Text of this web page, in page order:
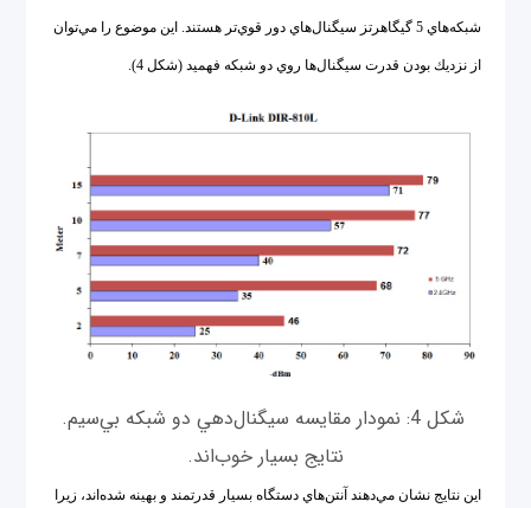
شبكه‌هاي 5 گيگاهرتز سيگنال‌هاي دور قوي‌تر هستند. اين موضوع را مي‌توان
از نزديك بودن قدرت سيگنال‌ها روي دو شبكه فهميد (شكل 4).
شكل 4: نمودار مقايسه سيگنال‌دهي دو شبكه بي‌سيم.
نتايج بسيار خوب‌اند.
اين نتايج نشان مي‌دهند آنتن‌هاي دستگاه بسيار قدرتمند و بهينه شده‌اند، زیرا